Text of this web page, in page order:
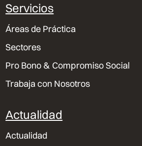
Servicios
Áreas de Práctica
Sectores
Pro Bono & Compromiso Social
Trabaja con Nosotros
Actualidad
Actualidad